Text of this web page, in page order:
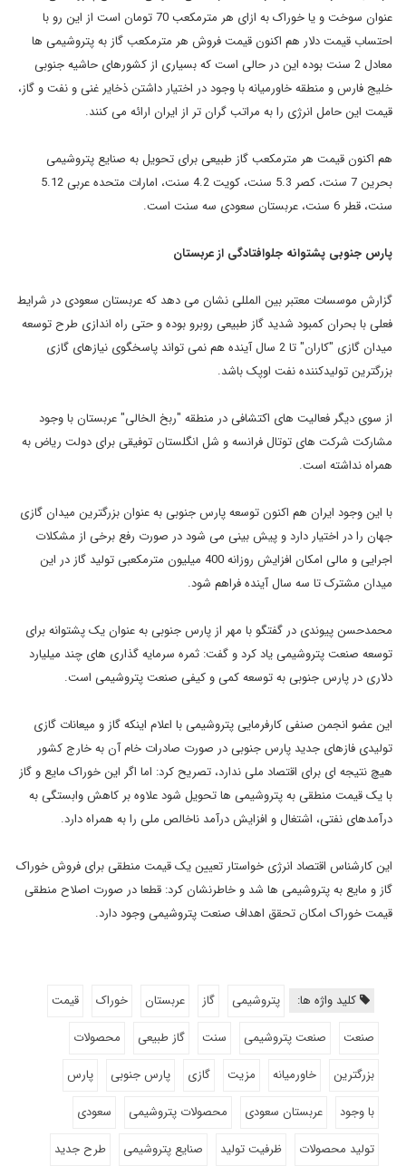
عنوان سوخت و یا خوراک به ازای هر مترمکعب 70 تومان است از این رو با
احتساب قیمت دلار هم اکنون قیمت فروش هر مترمکعب گاز به پتروشیمی ها
معادل 2 سنت بوده این در حالی است که بسیاری از کشورهای حاشیه جنوبی
خلیج فارس و منطقه خاورمیانه با وجود در اختیار داشتن ذخایر غنی و نفت و گاز،
قیمت این حامل انرژی را به مراتب گران تر از ایران ارائه می کنند.
هم اکنون قیمت هر مترمکعب گاز طبیعی برای تحویل به صنایع پتروشیمی
بحرین 7 سنت، کصر 5.3 سنت، کویت 4.2 سنت، امارات متحده عربی 5.12
سنت، قطر 6 سنت، عربستان سعودی سه سنت است.
پارس جنوبی پشتوانه جلوافتادگی از عربستان
گزارش موسسات معتبر بین المللی نشان می دهد که عربستان سعودی در شرایط
فعلی با بحران کمبود شدید گاز طبیعی روبرو بوده و حتی راه اندازی طرح توسعه
میدان گازی "کاران" تا 2 سال آینده هم نمی تواند پاسخگوی نیازهای گازی
بزرگترین تولیدکننده نفت اوپک باشد.
از سوی دیگر فعالیت های اکتشافی در منطقه "ربخ الخالی" عربستان با وجود
مشارکت شرکت های توتال فرانسه و شل انگلستان توفیقی برای دولت ریاض به
همراه نداشته است.
با این وجود ایران هم اکنون توسعه پارس جنوبی به عنوان بزرگترین میدان گازی
جهان را در اختیار دارد و پیش بینی می شود در صورت رفع برخی از مشکلات
اجرایی و مالی امکان افزایش روزانه 400 میلیون مترمکعبی تولید گاز در این
میدان مشترک تا سه سال آینده فراهم شود.
محمدحسن پیوندی در گفتگو با مهر از پارس جنوبی به عنوان یک پشتوانه برای
توسعه صنعت پتروشیمی یاد کرد و گفت: ثمره سرمایه گذاری های چند میلیارد
دلاری در پارس جنوبی به توسعه کمی و کیفی صنعت پتروشیمی است.
این عضو انجمن صنفی کارفرمایی پتروشیمی با اعلام اینکه گاز و میعانات گازی
تولیدی فازهای جدید پارس جنوبی در صورت صادرات خام آن به خارج کشور
هیچ نتیجه ای برای اقتصاد ملی ندارد، تصریح کرد: اما اگر این خوراک مایع و گاز
با یک قیمت منطقی به پتروشیمی ها تحویل شود علاوه بر کاهش وابستگی به
درآمدهای نفتی، اشتغال و افزایش درآمد ناخالص ملی را به همراه دارد.
این کارشناس اقتصاد انرژی خواستار تعیین یک قیمت منطقی برای فروش خوراک
گاز و مایع به پتروشیمی ها شد و خاطرنشان کرد: قطعا در صورت اصلاح منطقی
قیمت خوراک امکان تحقق اهداف صنعت پتروشیمی وجود دارد.
کلید واژه ها: پتروشیمی گاز عربستان خوراک
قیمت
صنعت
صنعت پتروشیمی سنت گاز طبیعی
محصولات
بزرگترین
خاورمیانه مزیت گازی پارس جنوبی
پارس
با وجود
عربستان سعودی محصولات پتروشیمی
سعودی
تولید محصولات
ظرفیت تولید صنایع پتروشیمی
طرح جدید